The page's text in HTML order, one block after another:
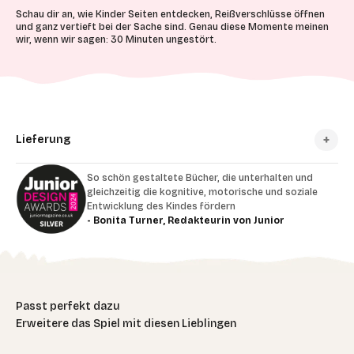
Schau dir an, wie Kinder Seiten entdecken, Reißverschlüsse öffnen
und ganz vertieft bei der Sache sind. Genau diese Momente meinen
wir, wenn wir sagen: 30 Minuten ungestört.
So schön gestaltete Bücher, die unterhalten und
gleichzeitig die kognitive, motorische und soziale
Entwicklung des Kindes fördern
- Bonita Turner, Redakteurin von Junior
Lieferung
Erweitere das Spiel mit diesen Lieblingen